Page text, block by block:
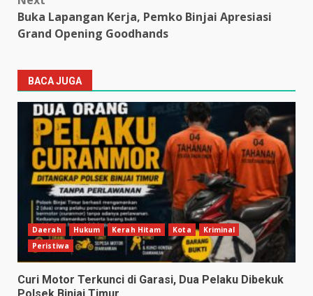
Buka Lapangan Kerja, Pemko Binjai Apresiasi
Grand Opening Goodhands
BACA JUGA
Daerah Hukum Kerah Hitam Kota
Kriminal
Peristiwa
Curi Motor Terkunci di Garasi, Dua Pelaku Dibekuk